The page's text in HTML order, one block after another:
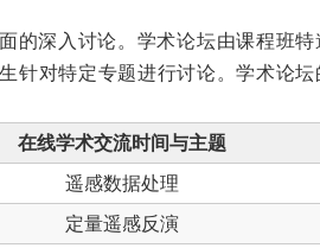
的深入讨论。学术论坛由课程班特
针对特定专题进行讨论。学术论坛
在线学术交流时间与主题
遥感数据处理
定量遥感反演